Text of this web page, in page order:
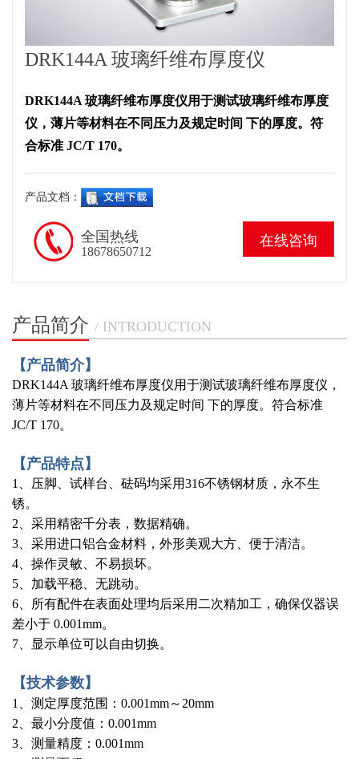
DRK144A 玻璃纤维布厚度仪
DRK144A 玻璃纤维布厚度仪用于测试玻璃纤维布厚度
仪，薄片等材料在不同压力及规定时间 下的厚度。符
合标准 JC/T 170。
产品文档：
在线咨询
全国热线
18678650712
产品简介 / INTRODUCTION
【产品简介】
DRK144A 玻璃纤维布厚度仪用于测试玻璃纤维布厚度仪，
薄片等材料在不同压力及规定时间 下的厚度。符合标准
JC/T 170。
【产品特点 】
1、压脚、试样台、砝码均采用316不锈钢材质，永不生
锈。
2、采用精密千分表，数据精确。
3、采用进口铝合金材料，外形美观大方、便于清洁。
4、操作灵敏、不易损坏。
5、加载平稳、无跳动。
6、所有配件在表面处理均后采用二次精加工，确保仪器误
差小于 0.001mm。
7、显示单位可以自由切换。
【技术参数】
1、测定厚度范围：0.001mm～20mm
2、最小分度值：0.001mm
3、测量精度：0.001mm